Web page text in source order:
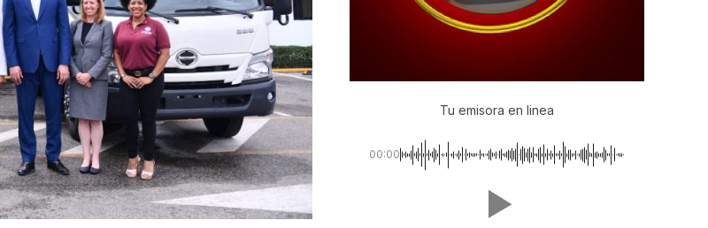
Tu emisora en linea
00:00